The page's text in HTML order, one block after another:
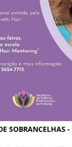
SOBRANCELHAS -